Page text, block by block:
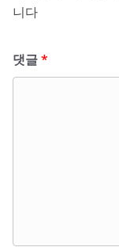
니다
댓글*